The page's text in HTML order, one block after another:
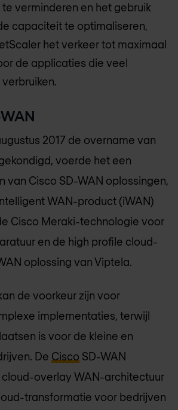
verminderen en het gebruik
capaciteit te optimaliseren,
het verkeer tot maximaal
de applicaties die veel
2017 de overname van
voerde het een
van Cisco SD-WAN oplossingen,
WAN-product (iWAN)
Cisco Meraki-technologie voor
en de high profile cloud-
oplossing van Viptela.
de voorkeur zijn voor
implementaties, terwijl
is voor de kleine en
De Cisco SD-WAN
cloud-overlay WAN-architectuur
transformatie voor bedrijven